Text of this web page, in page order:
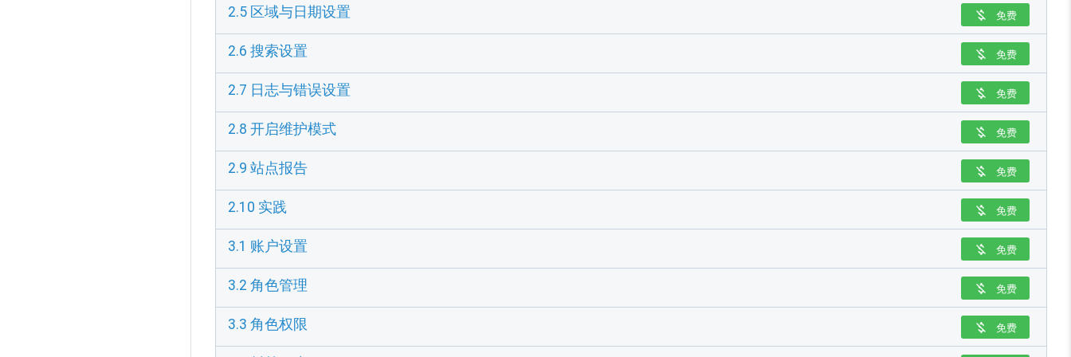
2.5 区域与日期设置  免费
2.6 搜索设置  免费
2.7 日志与错误设置  免费
2.8 开启维护模式  免费
2.9 站点报告  免费
2.10 实践  免费
3.1 账户设置  免费
3.2 角色管理  免费
3.3 角色权限  免费